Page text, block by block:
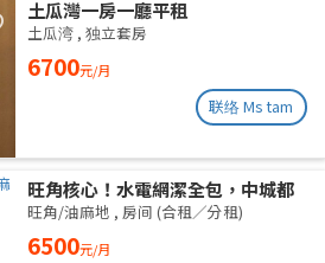
土瓜灣一房一廳平租
土瓜湾 , 独立套房
6700元/月
联络 Ms tam
旺角核心！水電網潔全包，中城都
理大通勤黨
旺角/油麻地 , 房间 (合租／分租)
6500元/月